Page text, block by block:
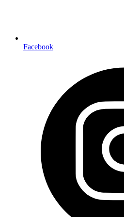
Facebook